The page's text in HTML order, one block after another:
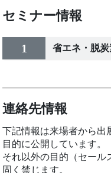
セミナー情報
1 省エネ・脱
連絡先情報
下記情報は来場者から出
目的に公開しています。
それ以外の目的（セール
固く禁じます。